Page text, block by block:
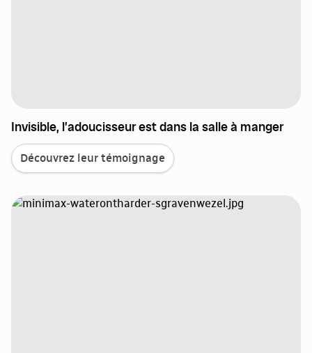
Invisible, l’adoucisseur est dans la salle à manger
Découvrez leur témoignage